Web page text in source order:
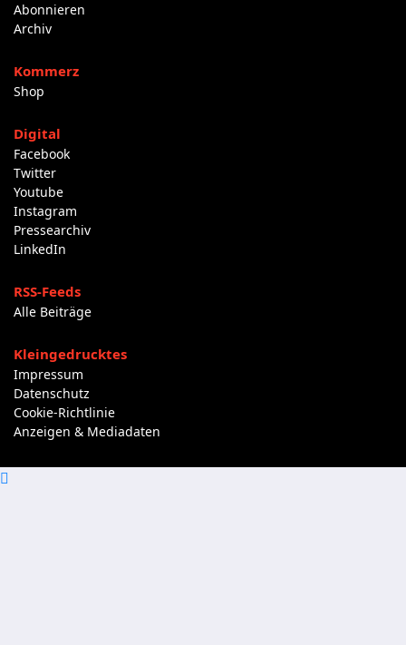
Abonnieren
Archiv
Kommerz
Shop
Digital
Facebook
Twitter
Youtube
Instagram
Pressearchiv
LinkedIn
RSS-Feeds
Alle Beiträge
Kleingedrucktes
Impressum
Datenschutz
Cookie-Richtlinie
Anzeigen & Mediadaten